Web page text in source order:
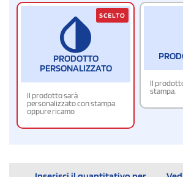
PRODOTTO
PERSONALIZZATO
Il prodotto sarà
personalizzato con stampa
oppure ricamo
SCELTO
Il
stampa.